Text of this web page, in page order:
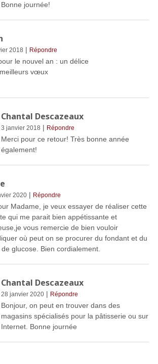
Bonne journée!
2018 | Répondre
le nouvel an : un délice
vœux
Chantal Descazeaux
3 janvier 2018 | Répondre
Merci pour ce retour! Très bonne année
également!
2020| Répondre
Madame, je veux essayer de réaliser cette
qui me parait bien appétissante et
vous remercie de bien vouloir
où peut on se procurer du fondant et du
glucose. Bien cordialement.
Chantal Descazeaux
28 janvier 2020| Répondre
Bonjour, on peut en trouver dans des
magasins spécialisés pour la pâtisserie ou sur
Internet. Bonne journée